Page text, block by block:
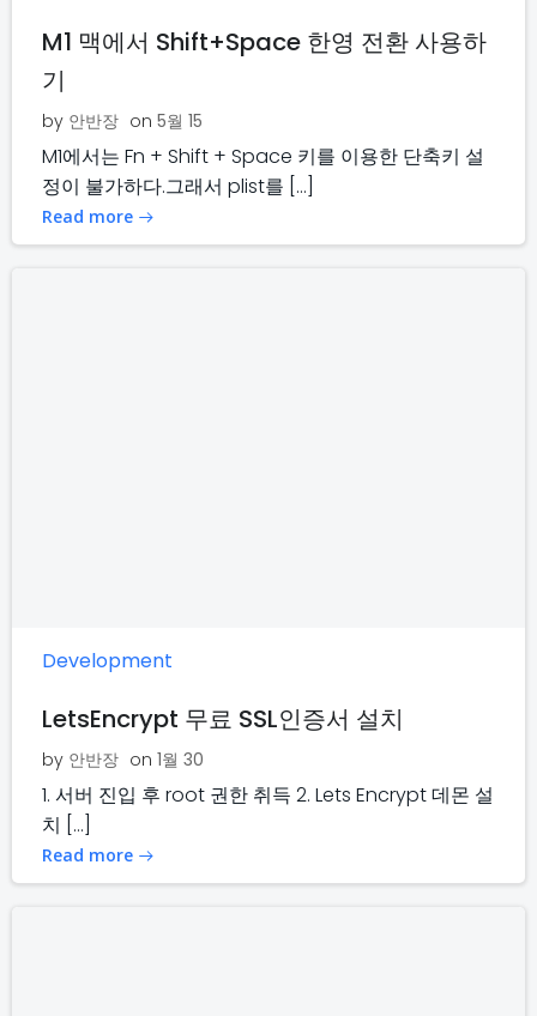
M1 맥에서 Shift+Space 한영 전환 사용하
기
by 안반장 on 5월 15
M1에서는 Fn + Shift + Space 키를 이용한 단축키 설
정이 불가하다.그래서 plist를 […]
Read more
Development
LetsEncrypt 무료 SSL인증서 설치
by 안반장 on 1월 30
1. 서버 진입 후 root 권한 취득 2. Lets Encrypt 데몬 설
치 […]
Read more